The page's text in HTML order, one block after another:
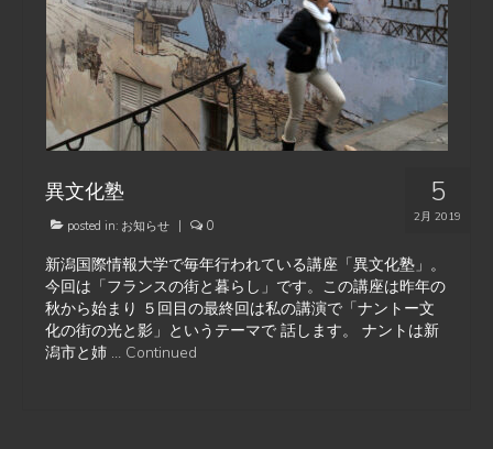
5
2月 2019
異文化塾
posted in: お知らせ 0
新潟国際情報大学で毎年行われている講座「異文化塾」。
今回は「フランスの街と暮らし」です。この講座は昨年の
秋から始まり ５回目の最終回は私の講演で「ナントー文
化の街の光と影」というテーマで 話します。 ナントは新
潟市と姉 … Continued